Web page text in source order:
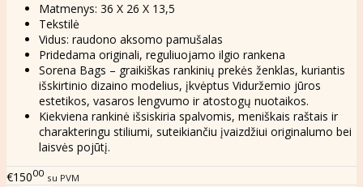
Matmenys: 36 X 26 X 13,5
Tekstilė
Vidus: raudono aksomo pamušalas
Pridedama originali, reguliuojamo ilgio rankena
Sorena Bags – graikiškas rankinių prekės ženklas, kuriantis
išskirtinio dizaino modelius, įkvėptus Viduržemio jūros
estetikos, vasaros lengvumo ir atostogų nuotaikos.
Kiekviena rankinė išsiskiria spalvomis, meniškais raštais ir
charakteringu stiliumi, suteikiančiu įvaizdžiui originalumo bei
laisvės pojūtį.
€15000 su PVM